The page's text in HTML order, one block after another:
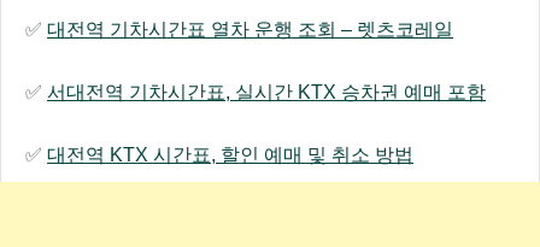
✅ 대전역 기차시간표 열차 운행 조회 – 렛츠코레일
✅ 서대전역 기차시간표, 실시간 KTX 승차권 예매 포함
✅ 대전역 KTX 시간표, 할인 예매 및 취소 방법